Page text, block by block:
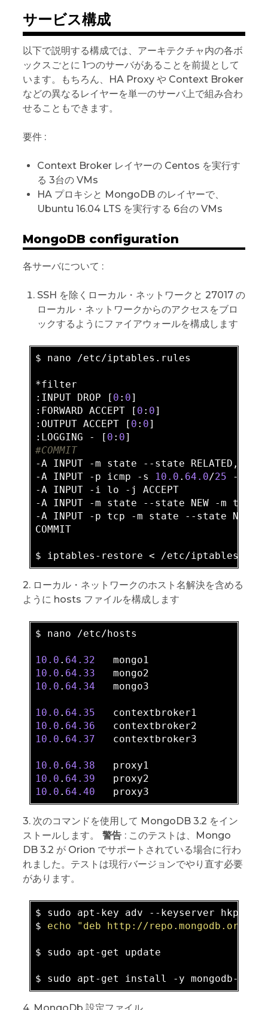
サービス構成
以下で説明する構成では、アーキテクチャ内の各ボ
ックスごとに 1つのサーバがあることを前提として
います。もちろん、HA Proxy や Context Broker
などの異なるレイヤーを単一のサーバ上で組み合わ
せることもできます。
要件 :
Context Broker レイヤーの Centos を実行す
る 3台の VMs
HA プロキシと MongoDB のレイヤーで、
Ubuntu 16.04 LTS を実行する 6台の VMs
MongoDB configuration
各サーバについて :
SSH を除くローカル・ネットワークと 27017 の
ローカル・ネットワークからのアクセスをブロ
ックするようにファイアウォールを構成します
$ nano /etc/iptables.rules
*filter
:INPUT DROP [ 0 : 0]
:FORWARD ACCEPT [ 0 : 0]
:OUTPUT ACCEPT [ 0 : 0]
:LOGGING - [ 0 : 0
#COMMIT
-A INPUT -m state --state
-A INPUT -p icmp
-s 10.0 . 64.0/25 -j
-A INPUT -i lo -j ACCEPT
-A INPUT -m state --state NEW -m
-A INPUT -p tcp -m state --state NEW
COMMIT
2. ローカル・ネットワークのホスト名解決を含める
ように hosts ファイルを構成します
$ nano /etc/hosts
10.0 . 64.32
10.0 . 64.33
10.0 . 64.34
   mongo3
10.0 . 64.35
10.0 . 64.36
10.0 . 64.37
   contextbroker3
10.0 . 64.38
10.0 . 64.39
10.0 . 64.40
3. 次のコマンドを使用して MongoDB 3.2 をイン
ストールします。
警告 : このテストは、Mongo
DB 3.2 が Orion でサポートされている場合に行わ
れました。テストは現行バージョンでやり直す必要
があります。
$ sudo apt-key adv --keyserver hkp://
$ echo "deb http://repo.mongodb.org/
$ sudo apt-get update